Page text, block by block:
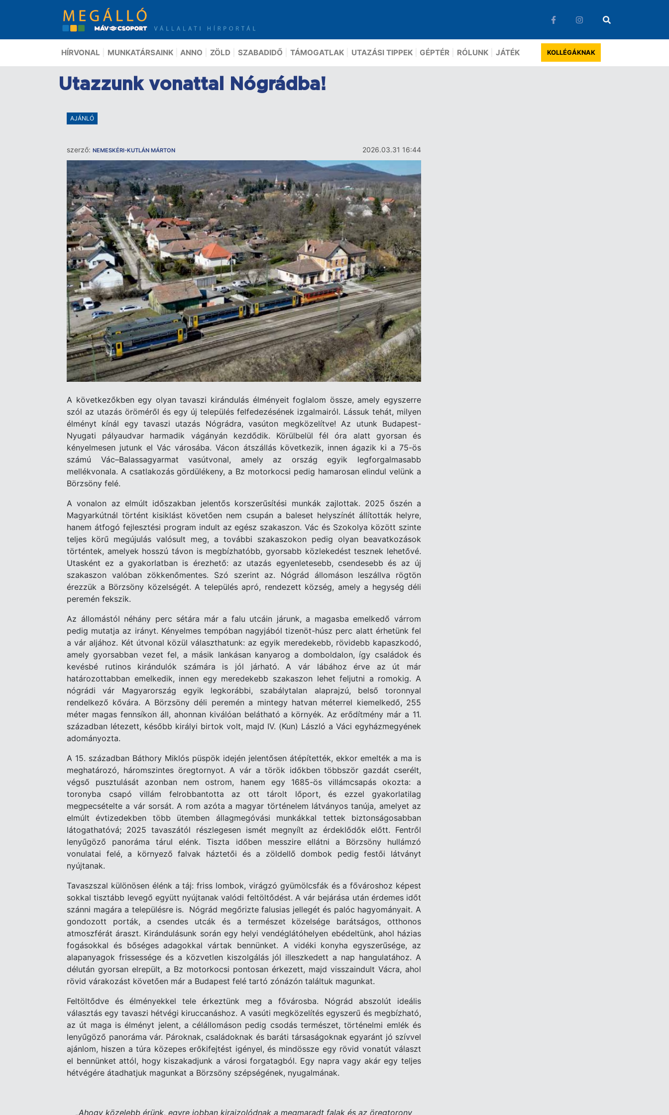
HÍRVONAL MUNKATÁRSAINK ANNO ZÖLD SZABADIDŐ TÁMOGATLAK UTAZÁSI TIPPEK GÉPTÉR RÓLUNK JÁTÉK KOLLÉGÁKNAK
Utazzunk vonattal Nógrádba!
AJÁNLÓ
2026.03.31 16:44
szerző: NEMESKÉRI-KUTLÁN MÁRTON
A következőkben egy olyan tavaszi kirándulás élményeit foglalom össze, amely egyszerre
szól az utazás öröméről és egy új település felfedezésének izgalmairól. Lássuk tehát, milyen
élményt kínál egy tavaszi utazás Nógrádra, vasúton megközelítve! Az utunk Budapest-
Nyugati pályaudvar harmadik vágányán kezdődik. Körülbelül fél óra alatt gyorsan és
kényelmesen jutunk el Vác városába. Vácon átszállás következik, innen ágazik ki a 75-ös
számú Vác–Balassagyarmat vasútvonal, amely az ország egyik legforgalmasabb
mellékvonala. A csatlakozás gördülékeny, a Bz motorkocsi pedig hamarosan elindul velünk a
Börzsöny felé.
A vonalon az elmúlt időszakban jelentős korszerűsítési munkák zajlottak. 2025 őszén a
Magyarkútnál történt kisiklást követően nem csupán a baleset helyszínét állították helyre,
hanem átfogó fejlesztési program indult az egész szakaszon. Vác és Szokolya között szinte
teljes körű megújulás valósult meg, a további szakaszokon pedig olyan beavatkozások
történtek, amelyek hosszú távon is megbízhatóbb, gyorsabb közlekedést tesznek lehetővé.
Utasként ez a gyakorlatban is érezhető: az utazás egyenletesebb, csendesebb és az új
szakaszon valóban zökkenőmentes. Szó szerint az. Nógrád állomáson leszállva rögtön
érezzük a Börzsöny közelségét. A település apró, rendezett község, amely a hegység déli
peremén fekszik.
Az állomástól néhány perc sétára már a falu utcáin járunk, a magasba emelkedő várrom
pedig mutatja az irányt. Kényelmes tempóban nagyjából tizenöt-húsz perc alatt érhetünk fel
a vár aljához. Két útvonal közül választhatunk: az egyik meredekebb, rövidebb kapaszkodó,
amely gyorsabban vezet fel, a másik lankásan kanyarog a domboldalon, így családok és
kevésbé rutinos kirándulók számára is jól járható. A vár lábához érve az út már
határozottabban emelkedik, innen egy meredekebb szakaszon lehet feljutni a romokig. A
nógrádi vár Magyarország egyik legkorábbi, szabálytalan alaprajzú, belső toronnyal
rendelkező kővára. A Börzsöny déli peremén a mintegy hatvan méterrel kiemelkedő, 255
méter magas fennsíkon áll, ahonnan kiválóan belátható a környék. Az erődítmény már a 11.
században létezett, később királyi birtok volt, majd IV. (Kun) László a Váci egyházmegyének
adományozta.
A 15. században Báthory Miklós püspök idején jelentősen átépítették, ekkor emelték a ma is
meghatározó, háromszintes öregtornyot. A vár a török időkben többször gazdát cserélt,
végső pusztulását azonban nem ostrom, hanem egy 1685-ös villámcsapás okozta: a
toronyba csapó villám felrobbantotta az ott tárolt lőport, és ezzel gyakorlatilag
megpecsételte a vár sorsát. A rom azóta a magyar történelem látványos tanúja, amelyet az
elmúlt évtizedekben több ütemben állagmegóvási munkákkal tettek biztonságosabban
látogathatóvá; 2025 tavaszától részlegesen ismét megnyílt az érdeklődők előtt. Fentről
lenyűgöző panoráma tárul elénk. Tiszta időben messzire ellátni a Börzsöny hullámzó
vonulatai felé, a környező falvak háztetői és a zöldellő dombok pedig festői látványt
nyújtanak.
Tavaszszal különösen élénk a táj: friss lombok, virágzó gyümölcsfák és a fővároshoz képest
sokkal tisztább levegő együtt nyújtanak valódi feltöltődést. A vár bejárása után érdemes időt
szánni magára a településre is. Nógrád megőrizte falusias jellegét és palóc hagyományait. A
gondozott porták, a csendes utcák és a természet közelsége barátságos, otthonos
atmoszférát áraszt. Kirándulásunk során egy helyi vendéglátóhelyen ebédeltünk, ahol házias
fogásokkal és bőséges adagokkal vártak bennünket. A vidéki konyha egyszerűsége, az
alapanyagok frissessége és a közvetlen kiszolgálás jól illeszkedett a nap hangulatához. A
délután gyorsan elrepült, a Bz motorkocsi pontosan érkezett, majd visszaindult Vácra, ahol
rövid várakozást követően már a Budapest felé tartó zónázón találtuk magunkat.
Feltöltődve és élményekkel tele érkeztünk meg a fővárosba. Nógrád abszolút ideális
választás egy tavaszi hétvégi kiruccanáshoz. A vasúti megközelítés egyszerű és megbízható,
az út maga is élményt jelent, a célállomáson pedig csodás természet, történelmi emlék és
lenyűgöző panoráma vár. Pároknak, családoknak és baráti társaságoknak egyaránt jó szívvel
ajánlom, hiszen a túra közepes erőkifejtést igényel, és mindössze egy rövid vonatút választ
el bennünket attól, hogy kiszakadjunk a városi forgatagból. Egy napra vagy akár egy teljes
hétvégére átadhatjuk magunkat a Börzsöny szépségének, nyugalmának.
„Ahogy közelebb érünk, egyre jobban kirajzolódnak a megmaradt falak és az öregtorony